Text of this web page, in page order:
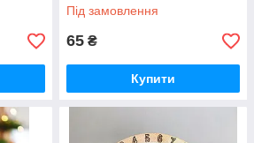
гравіюванням
Під замовлення
65 ₴
Купити